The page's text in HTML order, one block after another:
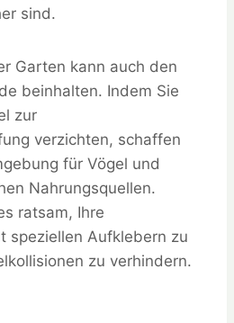
sind.
Garten kann auch den
beinhalten. Indem Sie
zur
verzichten, schaffen
für Vögel und
Nahrungsquellen.
ratsam, Ihre
speziellen Aufklebern zu
zu verhindern.